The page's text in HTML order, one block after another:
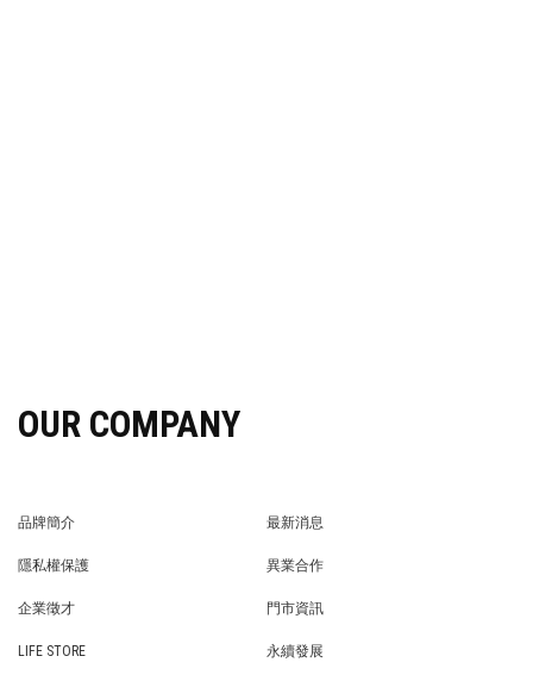
OUR COMPANY
品牌簡介
最新消息
隱私權保護
異業合作
企業徵才
門市資訊
LIFE STORE
永續發展